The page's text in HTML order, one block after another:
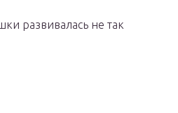
развивалась не так